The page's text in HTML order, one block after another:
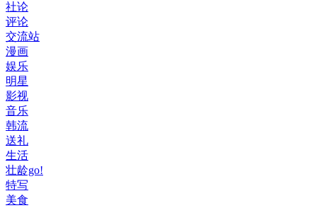
社论
评论
交流站
漫画
娱乐
明星
影视
音乐
韩流
送礼
生活
壮龄go!
特写
美食